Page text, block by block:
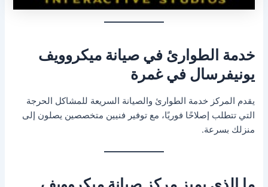
خدمة الطوارئ في صيانة ميكروويف
يونيفرسال في غمرة
يقدم المركز خدمة الطوارئ والصيانة السريعة للمشاكل الحرجة
التي تتطلب إصلاحًا فوريًا، مع توفير فنيين متخصصين يصلون إلى
منزلك بسرعة.